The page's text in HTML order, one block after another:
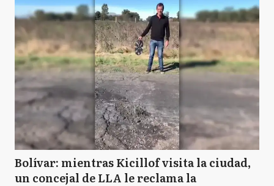
Bolívar: mientras Kicillof visita la ciudad,
un concejal de LLA le reclama la